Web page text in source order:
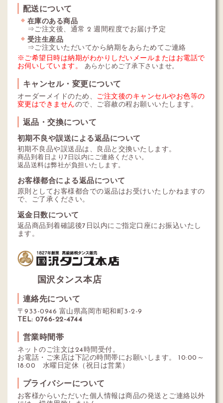
配送について
在庫のある商品
⇒ご注文後、通常 2 週間程度でお届け予定
受注生産品
⇒ご注文いただいてから納期をあらためてご連絡
※ご希望日時は納期がわかりしだいメールまたはお電話で
お伺いしています。
あらかじめご了承下さいませ。
キャンセル・変更について
オーダーメイドのため、 ご注文後のキャンセルやお色等の
変更はできませんので、ご容赦の程お願いいたします。
返品・交換について
初期不良や誤送による返品について
初期不良品や誤送品は、良品と交換いたします。
商品到着日より7日以内にご連絡ください。
返品送料は弊社が負担いたします。
お客様都合による返品について
原則としてお客様都合での返品はお受けいたしかねますの
で、ご了承ください。
返金日数について
返品商品到着確認後7日以内にご指定口座にお振込いたし
ます。
国沢タンス本店
連絡先について
〒933-0946 富山県高岡市昭和町3-2-9
TEL: 0766-22-4744
営業時間帯
ネットのご注文は24時間受付。
お電話・ご来店は下記の時間帯にお願いします。 10:00～
18:00 水曜日定休（祝日は営業）
プライバシーについて
お客様からいただいた個人情報は商品の発送とご連絡以外